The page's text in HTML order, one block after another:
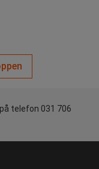
telefon 031 706